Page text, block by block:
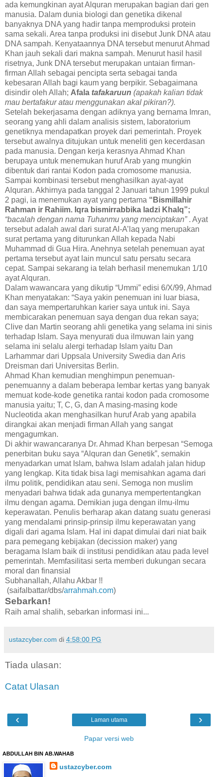
ada kemungkinan ayat Alquran merupakan bagian dari gen
manusia. Dalam dunia biologi dan genetika dikenal
banyaknya DNA yang hadir tanpa memproduksi protein
sama sekali. Area tanpa produksi ini disebut Junk DNA atau
DNA sampah. Kenyataannya DNA tersebut menurut Ahmad
Khan jauh sekali dari makna sampah. Menurut hasil hasil
risetnya, Junk DNA tersebut merupakan untaian firman-
firman Allah sebagai pencipta serta sebagai tanda
kebesaran Allah bagi kaum yang berpikir. Sebagaimana
disindir oleh Allah; Afala tafakaruun (apakah kalian tidak
mau bertafakur atau menggunakan akal pikiran?).
Setelah bekerjasama dengan adiknya yang bernama Imran,
seorang yang ahli dalam analisis sistem, laboratorium
genetiknya mendapatkan proyek dari pemerintah. Proyek
tersebut awalnya ditujukan untuk meneliti gen kecerdasan
pada manusia. Dengan kerja kerasnya Ahmad Khan
berupaya untuk menemukan huruf Arab yang mungkin
dibentuk dari rantai Kodon pada cromosome manusia.
Sampai kombinasi tersebut menghasilkan ayat-ayat
Alquran. Akhirnya pada tanggal 2 Januari tahun 1999 pukul
2 pagi, ia menemukan ayat yang pertama “Bismillahir
Rahman ir Rahiim. Iqra bismirrabbika ladzi Khalq”;
“bacalah dengan nama Tuhanmu yang menciptakan”. Ayat
tersebut adalah awal dari surat Al-A’laq yang merupakan
surat pertama yang diturunkan Allah kepada Nabi
Muhammad di Gua Hira. Anehnya setelah penemuan ayat
pertama tersebut ayat lain muncul satu persatu secara
cepat. Sampai sekarang ia telah berhasil menemukan 1/10
ayat Alquran.
Dalam wawancara yang dikutip “Ummi” edisi 6/X/99, Ahmad
Khan menyatakan: “Saya yakin penemuan ini luar biasa,
dan saya mempertaruhkan karier saya untuk ini. Saya
membicarakan penemuan saya dengan dua rekan saya;
Clive dan Martin seorang ahli genetika yang selama ini sinis
terhadap Islam. Saya menyurati dua ilmuwan lain yang
selama ini selalu alergi terhadap Islam yaitu Dan
Larhammar dari Uppsala University Swedia dan Aris
Dreisman dari Universitas Berlin.
Ahmad Khan kemudian menghimpun penemuan-
penemuanny a dalam beberapa lembar kertas yang banyak
memuat kode-kode genetika rantai kodon pada cromosome
manusia yaitu; T, C, G, dan A masing-masing kode
Nucleotida akan menghasilkan huruf Arab yang apabila
dirangkai akan menjadi firman Allah yang sangat
mengagumkan.
Di akhir wawancaranya Dr. Ahmad Khan berpesan “Semoga
penerbitan buku saya “Alquran dan Genetik”, semakin
menyadarkan umat Islam, bahwa Islam adalah jalan hidup
yang lengkap. Kita tidak bisa lagi memisahkan agama dari
ilmu politik, pendidikan atau seni. Semoga non muslim
menyadari bahwa tidak ada gunanya mempertentangkan
ilmu dengan agama. Demikian juga dengan ilmu-ilmu
keperawatan. Penulis berharap akan datang suatu generasi
yang mendalami prinsip-prinsip ilmu keperawatan yang
digali dari agama Islam. Hal ini dapat dimulai dari niat baik
para pemegang kebijakan (decission maker) yang
beragama Islam baik di institusi pendidikan atau pada level
pemerintah. Memfasilitasi serta memberi dukungan secara
moral dan finansial
Subhanallah, Allahu Akbar !!
(saifalbattar/dbs/arrahmah.com)
Sebarkan!
Raih amal shalih, sebarkan informasi ini...
ustazcyber.com di 4:58:00 PG
Tiada ulasan:
Catat Ulasan
‹ ›
Laman utama
Papar versi web
ABDULLAH BIN AB.WAHAB
ustazcyber.com